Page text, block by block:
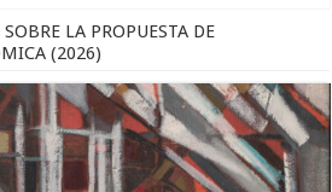
SOBRE LA PROPUESTA DE
(2026)